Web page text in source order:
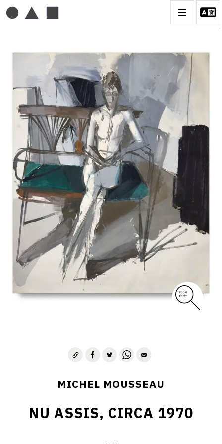
MICHEL MOUSSEAU
BIOGRAPHIE
CATALOGUE DES OEUVRES
DESSIN
PEINTURE
CONTACT
MICHEL MOUSSEAU
NU ASSIS, CIRCA 1970